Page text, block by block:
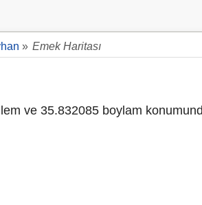
» Emek Haritası
ve 35.832085 boylam